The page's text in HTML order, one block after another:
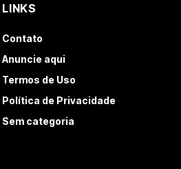
LINKS
Contato
Anuncie aqui
Termos de Uso
Política de Privacidade
Sem categoria